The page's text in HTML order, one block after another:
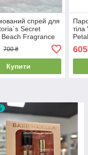
спрей для
Secret
Beach Fragrance
700 ₴
Купити
605